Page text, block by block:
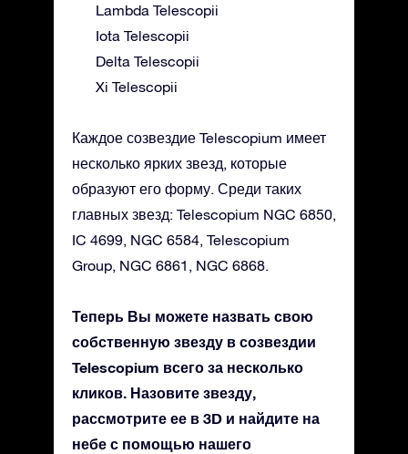
Lambda Telescopii
Iota Telescopii
Delta Telescopii
Xi Telescopii
Каждое созвездие Telescopium имеет
несколько ярких звезд, которые
образуют его форму. Среди таких
главных звезд: Telescopium NGC 6850,
IC 4699, NGC 6584, Telescopium
Group, NGC 6861, NGC 6868.
Теперь Вы можете назвать свою
собственную звезду в созвездии
Telescopium всего за несколько
кликов. Назовите звезду,
рассмотрите ее в 3D и найдите на
небе с помощью нашего